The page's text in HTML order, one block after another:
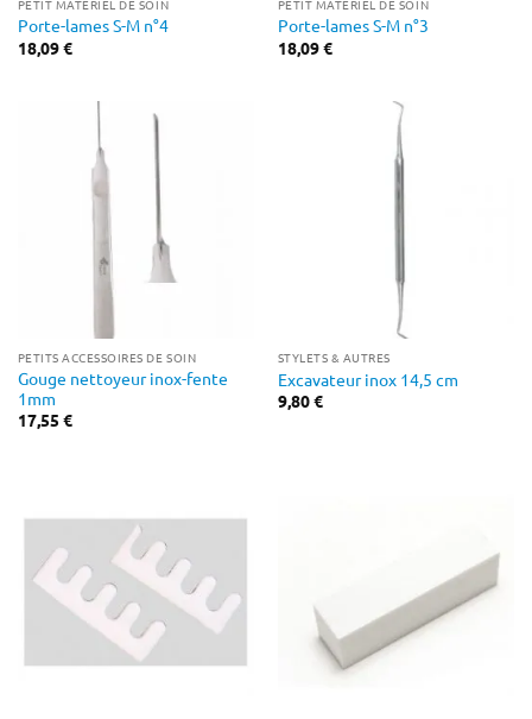
PETIT MATÉRIEL DE SOIN
Porte-lames S-M n°4
18,09€
PETIT MATÉRIEL DE SOIN
Porte-lames S-M n°3
18,09€
PETITS ACCESSOIRES DE SOIN
Gouge nettoyeur inox-fente
1mm
17,55 €
STYLETS & AUTRES
Excavateur inox 14,5 cm
9,80€